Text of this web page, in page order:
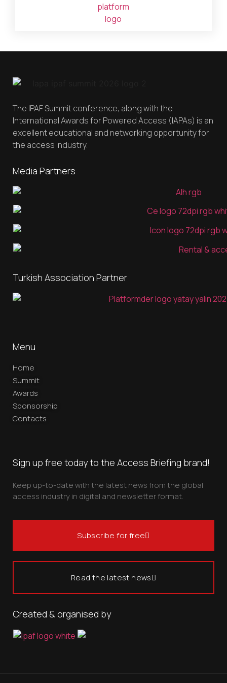
The IPAF Summit conference, along with the
International Awards for Powered Access (IAPAs) is an
excellent educational and networking opportunity for
the access industry.
Media Partners
Turkish Association Partner
Menu
Home
Summit
Awards
Sponsorship
Contacts
Sign up free today to the Access Briefing brand!
Keep up-to-date with the latest news from the global
access industry in digital and newsletter format.
Subscribe for free
Read the latest news
Created & organised by